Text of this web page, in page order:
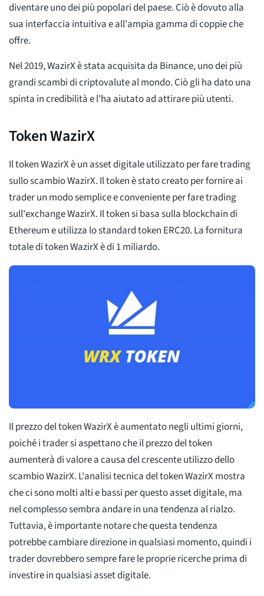
diventare uno dei più popolari del paese. Ciò è dovuto alla
sua interfaccia intuitiva e all'ampia gamma di coppie che
offre.
Nel 2019, WazirX è stata acquisita da Binance, uno dei più
grandi scambi di criptovalute al mondo. Ciò gli ha dato una
spinta in credibilità e l'ha aiutato ad attirare più utenti.
Token WazirX
Il token WazirX è un asset digitale utilizzato per fare trading
sullo scambio WazirX. Il token è stato creato per fornire ai
trader un modo semplice e conveniente per fare trading
sull'exchange WazirX. Il token si basa sulla blockchain di
Ethereum e utilizza lo standard token ERC20. La fornitura
totale di token WazirX è di 1 miliardo.
Il prezzo del token WazirX è aumentato negli ultimi giorni,
poiché i trader si aspettano che il prezzo del token
aumenterà di valore a causa del crescente utilizzo dello
scambio WazirX. L'analisi tecnica del token WazirX mostra
che ci sono molti alti e bassi per questo asset digitale, ma
nel complesso sembra andare in una tendenza al rialzo.
Tuttavia, è importante notare che questa tendenza
potrebbe cambiare direzione in qualsiasi momento, quindi i
trader dovrebbero sempre fare le proprie ricerche prima di
investire in qualsiasi asset digitale.